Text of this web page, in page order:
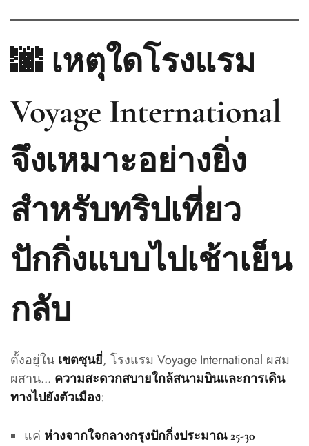
🌆 เหตุใดโรงแรม
Voyage International
จึงเหมาะอย่างยิ่ง
สำหรับทริปเที่ยว
ปักกิ่งแบบไปเช้าเย็น
กลับ
ตั้งอยู่ใน เขตซุนยี่, โรงแรม Voyage International ผสม
ผสาน... ความสะดวกสบายใกล้สนามบินและการเดิน
ทางไปยังตัวเมือง:
แค่ ห่างจากใจกลางกรุงปักกิ่งประมาณ 25-30